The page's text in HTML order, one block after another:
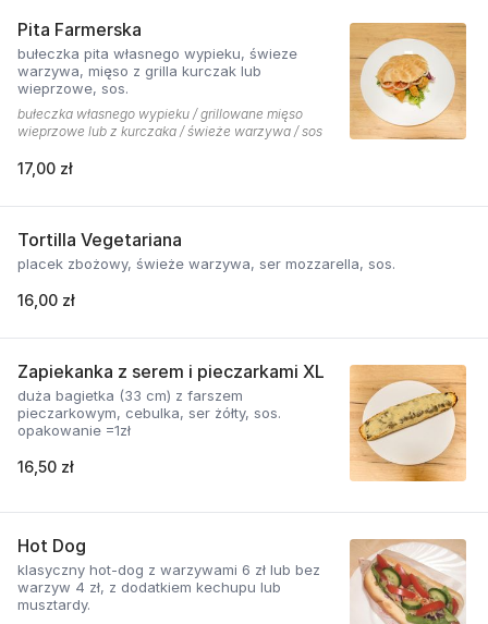
Pita Farmerska
bułeczka pita własnego wypieku, świeze
warzywa, mięso z grilla kurczak lub
wieprzowe, sos.
bułeczka własnego wypieku / grillowane mięso
wieprzowe lub z kurczaka / świeże warzywa / sos
17,00 zł
Tortilla Vegetariana
placek zbożowy, świeże warzywa, ser mozzarella, sos.
16,00 zł
Zapiekanka z serem i pieczarkami XL
duża bagietka (33 cm) z farszem
pieczarkowym, cebulka, ser żółty, sos.
opakowanie =1zł
16,50 zł
Hot Dog
klasyczny hot-dog z warzywami 6 zł lub bez
warzyw 4 zł, z dodatkiem kechupu lub
musztardy.